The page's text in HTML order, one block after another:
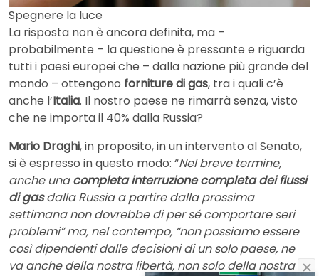
Spegnere la luce
La risposta non è ancora definita, ma –
probabilmente – la questione è pressante e riguarda
tutti i paesi europei che – dalla nazione più grande del
mondo – ottengono forniture di gas, tra i quali c’è
anche l’Italia. Il nostro paese ne rimarrà senza, visto
che ne importa il 40% dalla Russia?
Mario Draghi, in proposito, in un intervento al Senato,
si è espresso in questo modo: “Nel breve termine,
anche unacompleta interruzione completa dei flussi
di gasdalla Russia a partire dalla prossima
settimana non dovrebbe di per sé comportare seri
problemi” ma, nel contempo, “non possiamo essere
così dipendenti dalle decisioni di un solo paese, ne
va anche della nostra libertà, non solo della nostra